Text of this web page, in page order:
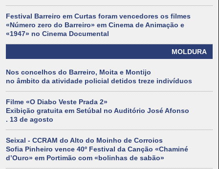
Festival Barreiro em Curtas foram vencedores os filmes
«Número zero do Barreiro» em Cinema de Animação e
«1947» no Cinema Documental
MOLDURA
Nos concelhos do Barreiro, Moita e Montijo
no âmbito da atividade policial detidos treze indivíduos
Filme «O Diabo Veste Prada 2»
Exibição gratuita em Setúbal no Auditório José Afonso
. 13 de agosto
Seixal - CCRAM do Alto do Moinho de Corroios
Sofia Pinheiro vence 40º Festival da Canção «Chaminé
d’Ouro» em Portimão com «bolinhas de sabão»